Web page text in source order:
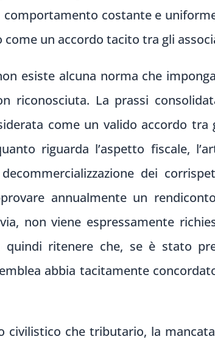
comportamento costante e
un accordo tacito tra gli
esiste alcuna norma che
riconosciuta. La prassi
come un valido accordo
riguarda l’aspetto fiscale,
dei
annualmente un
non viene espressamente
quindi ritenere che, se è stato
abbia tacitamente
che tributario, la mancata